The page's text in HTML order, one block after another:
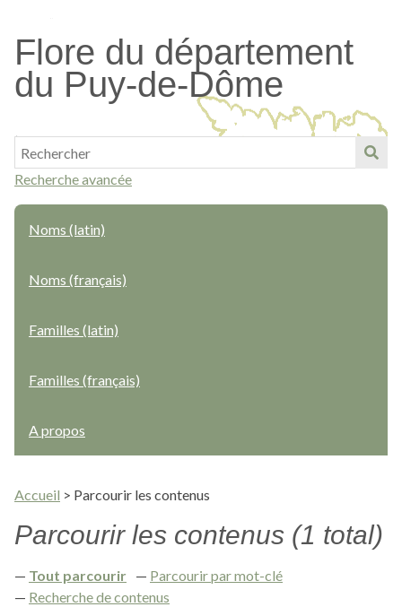
contenu
principal
Flore du département
du Puy-de-Dôme
Recherche avancée
Noms (latin)
Noms (français)
Familles (latin)
Familles (français)
A propos
Accueil > Parcourir les contenus
Parcourir les contenus (1 total)
Tout parcourir
Parcourir par mot-clé
Recherche de contenus